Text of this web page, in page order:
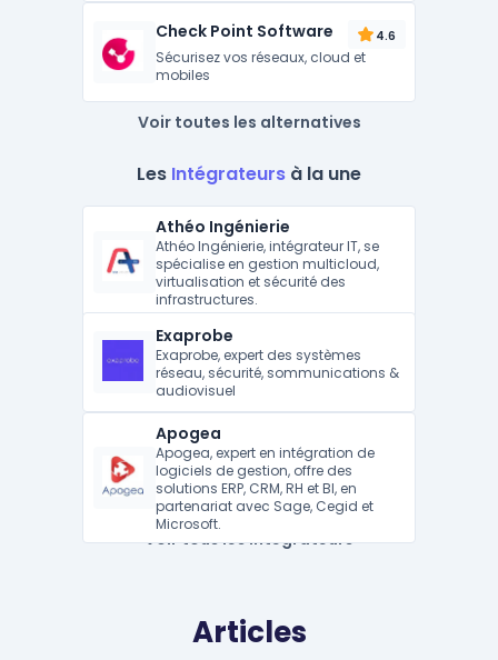
Check Point Software 4.6
Sécurisez vos réseaux, cloud et
mobiles
Voir toutes les alternatives
Les Intégrateurs à la une
Athéo Ingénierie
Athéo Ingénierie, intégrateur IT, se
spécialise en gestion multicloud,
virtualisation et sécurité des
infrastructures.
Exaprobe
Exaprobe, expert des systèmes
réseau, sécurité, sommunications &
audiovisuel
Apogea
Apogea, expert en intégration de
logiciels de gestion, offre des
solutions ERP, CRM, RH et BI, en
partenariat avec Sage, Cegid et
Microsoft.
Voir tous les intégrateurs
Articles